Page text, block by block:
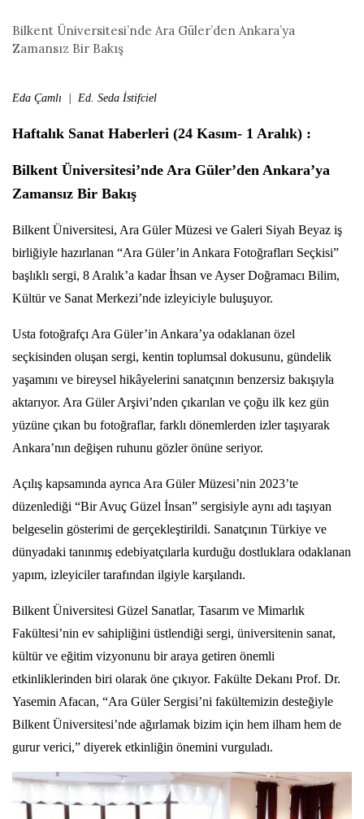
Bilkent Üniversitesi’nde Ara Güler’den Ankara’ya
Zamansız Bir Bakış
Eda Çamlı | Ed. Seda İstifciel
Haftalık Sanat Haberleri (24 Kasım- 1 Aralık) :
Bilkent Üniversitesi’nde Ara Güler’den Ankara’ya
Zamansız Bir Bakış
Bilkent Üniversitesi, Ara Güler Müzesi ve Galeri Siyah Beyaz iş
birliğiyle hazırlanan “Ara Güler’in Ankara Fotoğrafları Seçkisi”
başlıklı sergi, 8 Aralık’a kadar İhsan ve Ayser Doğramacı Bilim,
Kültür ve Sanat Merkezi’nde izleyiciyle buluşuyor.
Usta fotoğrafçı Ara Güler’in Ankara’ya odaklanan özel
seçkisinden oluşan sergi, kentin toplumsal dokusunu, gündelik
yaşamını ve bireysel hikâyelerini sanatçının benzersiz bakışıyla
aktarıyor. Ara Güler Arşivi’nden çıkarılan ve çoğu ilk kez gün
yüzüne çıkan bu fotoğraflar, farklı dönemlerden izler taşıyarak
Ankara’nın değişen ruhunu gözler önüne seriyor.
Açılış kapsamında ayrıca Ara Güler Müzesi’nin 2023’te
düzenlediği “Bir Avuç Güzel İnsan” sergisiyle aynı adı taşıyan
belgeselin gösterimi de gerçekleştirildi. Sanatçının Türkiye ve
dünyadaki tanınmış edebiyatçılarla kurduğu dostluklara odaklanan
yapım, izleyiciler tarafından ilgiyle karşılandı.
Bilkent Üniversitesi Güzel Sanatlar, Tasarım ve Mimarlık
Fakültesi’nin ev sahipliğini üstlendiği sergi, üniversitenin sanat,
kültür ve eğitim vizyonunu bir araya getiren önemli
etkinliklerinden biri olarak öne çıkıyor. Fakülte Dekanı Prof. Dr.
Yasemin Afacan, “Ara Güler Sergisi’ni fakültemizin desteğiyle
Bilkent Üniversitesi’nde ağırlamak bizim için hem ilham hem de
gurur verici,” diyerek etkinliğin önemini vurguladı.